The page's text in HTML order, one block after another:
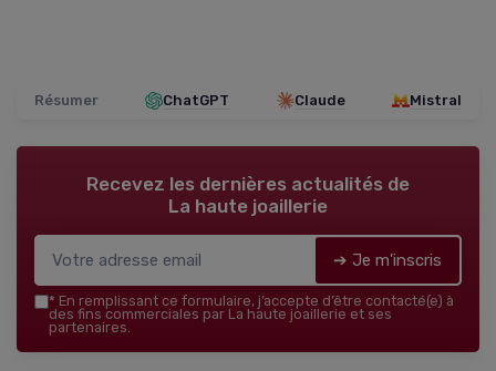
Résumer ChatGPT Claude Mistral
Recevez les dernières actualités de
La haute joaillerie
➔ Je m'inscris
* En remplissant ce formulaire, j’accepte d’être contacté(e) à
des fins commerciales par La haute joaillerie et ses
partenaires.